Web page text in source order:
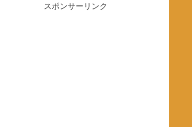
スポンサーリンク